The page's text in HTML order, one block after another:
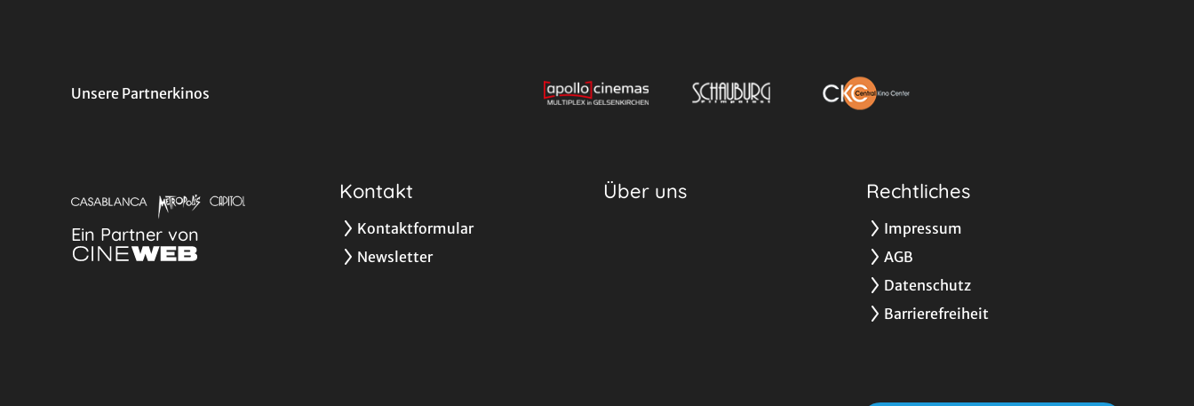
Unsere Partnerkinos
Ein Partner von
Kontakt
Kontaktformular
Newsletter
Über uns Rechtliches
Impressum
AGB
Datenschutz
Barrierefreiheit